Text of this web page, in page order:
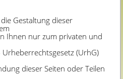
Gestaltung dieser
Ihnen nur zum privaten und
(UrhG)
dieser Seiten oder Teilen